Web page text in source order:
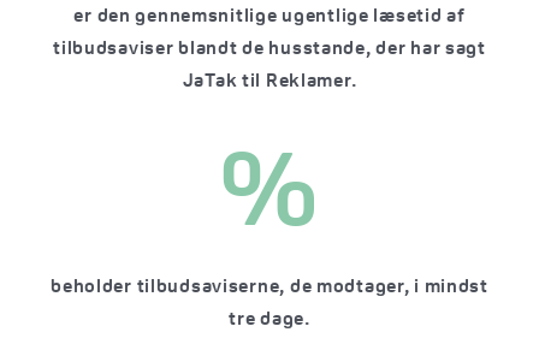
er den gennemsnitlige ugentlige læsetid af
tilbudsaviser blandt de husstande, der har sagt
JaTak til Reklamer.
%
beholder tilbudsaviserne, de modtager, i mindst
tre dage.